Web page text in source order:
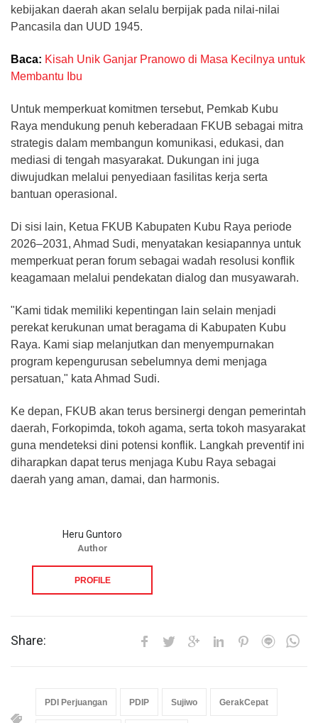
kebijakan daerah akan selalu berpijak pada nilai-nilai
Pancasila dan UUD 1945.
Baca: Kisah Unik Ganjar Pranowo di Masa Kecilnya untuk
Membantu Ibu
Untuk memperkuat komitmen tersebut, Pemkab Kubu
Raya mendukung penuh keberadaan FKUB sebagai mitra
strategis dalam membangun komunikasi, edukasi, dan
mediasi di tengah masyarakat. Dukungan ini juga
diwujudkan melalui penyediaan fasilitas kerja serta
bantuan operasional.
Di sisi lain, Ketua FKUB Kabupaten Kubu Raya periode
2026–2031, Ahmad Sudi, menyatakan kesiapannya untuk
memperkuat peran forum sebagai wadah resolusi konflik
keagamaan melalui pendekatan dialog dan musyawarah.
"Kami tidak memiliki kepentingan lain selain menjadi
perekat kerukunan umat beragama di Kabupaten Kubu
Raya. Kami siap melanjutkan dan menyempurnakan
program kepengurusan sebelumnya demi menjaga
persatuan," kata Ahmad Sudi.
Ke depan, FKUB akan terus bersinergi dengan pemerintah
daerah, Forkopimda, tokoh agama, serta tokoh masyarakat
guna mendeteksi dini potensi konflik. Langkah preventif ini
diharapkan dapat terus menjaga Kubu Raya sebagai
daerah yang aman, damai, dan harmonis.
Heru Guntoro
Author
PROFILE
Share:
PDI Perjuangan PDIP Sujiwo GerakCepat